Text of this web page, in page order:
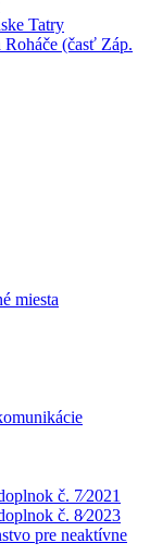
Tatry
Roháče (časť Záp.
miesta
č. 7⁄2021
č. 8⁄2023
pre neaktívne